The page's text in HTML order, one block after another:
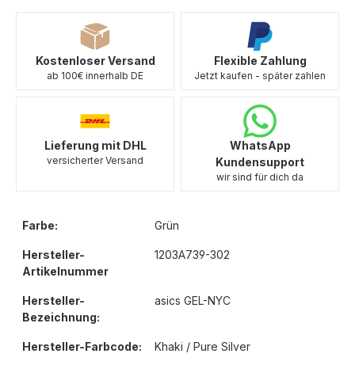
Kostenloser Versand
ab 100€ innerhalb DE
Flexible Zahlung
Jetzt kaufen - später zahlen
Lieferung mit DHL
versicherter Versand
WhatsApp
Kundensupport
wir sind für dich da
Farbe: Grün
Hersteller-
Artikelnummer
1203A739-302
Hersteller-
Bezeichnung:
asics GEL-NYC
Hersteller-Farbcode: Khaki / Pure Silver